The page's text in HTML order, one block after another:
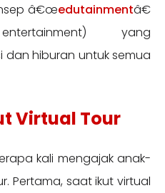
â€œedutainmentâ€
yang
hiburan untuk semua
Virtual Tour
kali mengajak anak-
Pertama, saat ikut virtual